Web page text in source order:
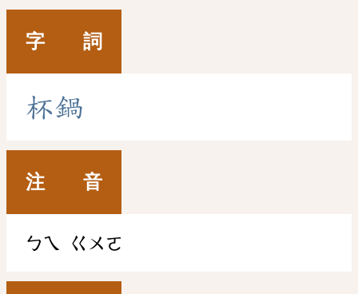
字 詞
杯鍋
注 音
ㄅㄟ ㄍㄨㄛ